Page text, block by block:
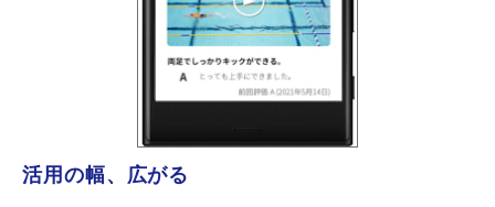
活用の幅、広がる